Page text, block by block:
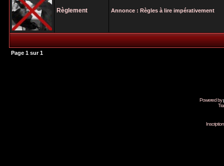
Règlement Annonce : Règles à lire impérativement
Page 1 sur1
Powered by